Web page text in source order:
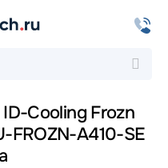
Cooling Frozn
FROZN-A410-SE